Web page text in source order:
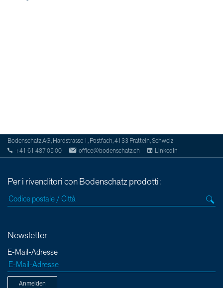
Bodenschatz AG, Hardstrasse 1, Postfach, 4133 Pratteln, Schweiz
+41 61 487 05 00
office@bodenschatz.ch LinkedIn
Per i rivenditori con Bodenschatz prodotti:
Newsletter
E-Mail-Adresse
Anmelden